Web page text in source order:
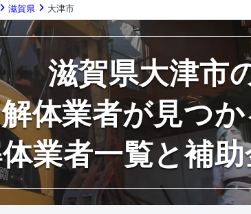
滋賀県 大津市
滋賀県大津市
解体業者が見つ
業者一覧と補